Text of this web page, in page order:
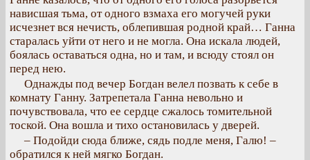
нависшая тьма, от одного взмаха его могучей руки
исчезнет вся нечисть, облепившая родной край… Ганна
старалась уйти от него и не могла. Она искала людей,
боялась оставаться одна, но и там, и всюду стоял он
перед нею.
Однажды под вечер Богдан велел позвать к себе в
комнату Ганну. Затрепетала Ганна невольно и
почувствовала, что ее сердце сжалось томительной
тоской. Она вошла и тихо остановилась у дверей.
– Подойди сюда ближе, сядь подле меня, Галю! –
обратился к ней мягко Богдан.